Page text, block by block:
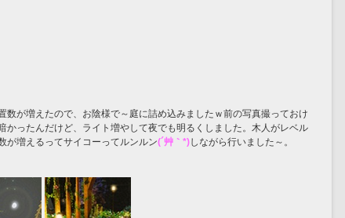
数が増えたので、お陰様で～庭に詰め込みましたｗ前の写真撮っておけ
ったんだけど、ライト増やして夜でも明るくしました。木人がレベル
が増えるってサイコーってルンルン(´艸｀*)しながら行いました～。